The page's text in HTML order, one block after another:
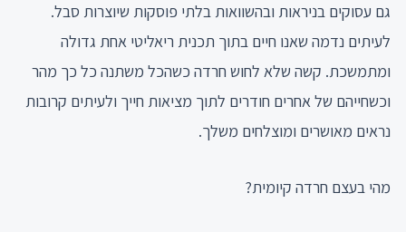
גם עסוקים בניראות ובהשוואות בלתי פוסקות שיוצרות סבל.
לעיתים נדמה שאנו חיים בתוך תכנית ריאליטי אחת גדולה
ומתמשכת. קשה שלא לחוש חרדה כשהכל משתנה כל כך מהר
וכשחייהם של אחרים חודרים לתוך מציאות חייך ולעיתים קרובות
נראים מאושרים ומוצלחים משלך.
מהי בעצם חרדה קיומית?